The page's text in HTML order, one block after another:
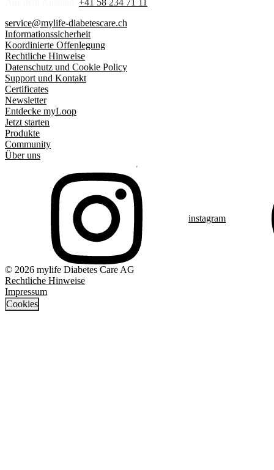
service@mylife-diabetescare.ch
Informationssicherheit
Koordinierte Offenlegung
Rechtliche Hinweise
Datenschutz und Cookie Policy
Support und Kontakt
Certificates
Newsletter
Entdecke myLoop
Jetzt starten
Produkte
Community
Über uns
instagram
© 2026 mylife Diabetes Care AG
Rechtliche Hinweise
Impressum
Cookies